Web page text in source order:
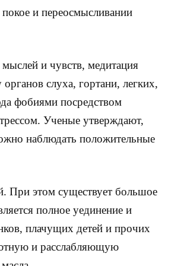
и переосмысливании
и чувств, медитация
слуха, гортани, легких,
фобиями посредством
Ученые утверждают,
наблюдать положительные
При этом существует большое
полное уединение и
плачущих детей и прочих
и расслабляющую